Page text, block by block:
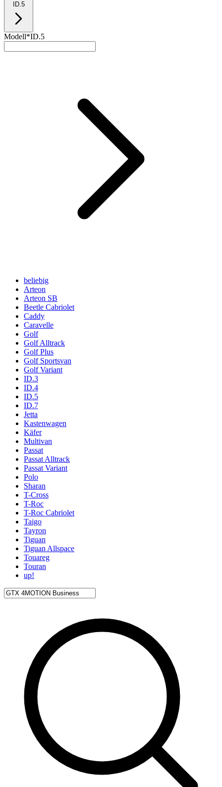
ID.5
Modell*ID.5
beliebig
Arteon
Arteon SB
Beetle Cabriolet
Caddy
Caravelle
Golf
Golf Alltrack
Golf Plus
Golf Sportsvan
Golf Variant
ID.3
ID.4
ID.5
ID.7
Jetta
Kastenwagen
Käfer
Multivan
Passat
Passat Alltrack
Passat Variant
Polo
Sharan
T-Cross
T-Roc
T-Roc Cabriolet
Taigo
Tayron
Tiguan
Tiguan Allspace
Touareg
Touran
up!